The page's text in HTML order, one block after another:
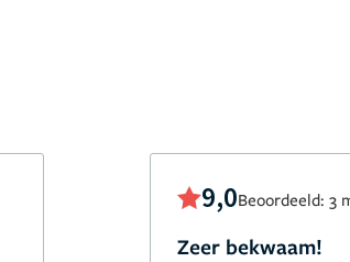
9,0Beoordeeld: 3
Zeer bekwaam!